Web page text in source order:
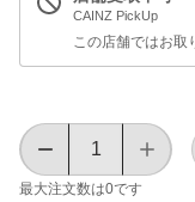
CAINZ PickUp
この店舗ではお取
最大注文数は0です